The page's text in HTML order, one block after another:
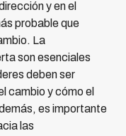
y en el
probable que
La
son esenciales
deben ser
cambio y cómo el
es importante
las